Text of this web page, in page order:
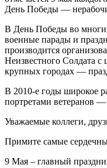
День Победы —
В День Победы во
военные парады и
производится
Неизвестного Солдата с
крупных городах —
В 2010-е годы широкое
портретами ветеранов
Уважаемые коллеги,
Примите самые
9 Мая – главный